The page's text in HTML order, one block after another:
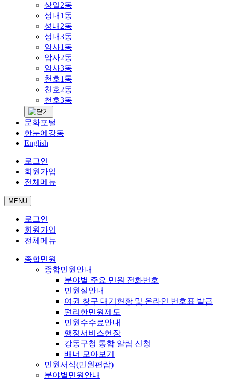
상일2동
성내1동
성내2동
성내3동
암사1동
암사2동
암사3동
천호1동
천호2동
천호3동
문화포털
한눈에강동
English
로그인
회원가입
전체메뉴
MENU
로그인
회원가입
전체메뉴
종합민원
종합민원안내
분야별 주요 민원 전화번호
민원실안내
여권 창구 대기현황 및 온라인 번호표 발급
편리한민원제도
민원수수료안내
행정서비스헌장
강동구청 통합 알림 신청
배너 모아보기
민원서식(민원편람)
분야별민원안내